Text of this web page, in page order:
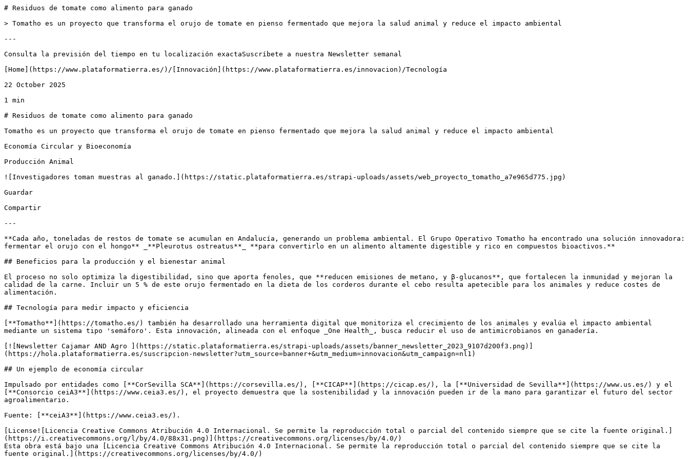
# Residuos de tomate como alimento para ganado
> Tomatho es un proyecto que transforma el orujo de tomate en pienso fermentado que mejora la salud animal y reduce el impacto ambiental
---
Consulta la previsión del tiempo en tu localización exactaSuscríbete a nuestra Newsletter semanal
[Home](https://www.plataformatierra.es/)/[Innovación](https://www.plataformatierra.es/innovacion)/Tecnología
22 October 2025
1 min
# Residuos de tomate como alimento para ganado
Tomatho es un proyecto que transforma el orujo de tomate en pienso fermentado que mejora la salud animal y reduce el impacto ambiental
Economía Circular y Bioeconomía
Producción Animal
![Investigadores toman muestras al ganado.](https://static.plataformatierra.es/strapi-uploads/assets/web_proyecto_tomatho_a7e965d775.jpg)
Guardar
Compartir
---
**Cada año, toneladas de restos de tomate se acumulan en Andalucía, generando un problema ambiental. El Grupo Operativo Tomatho ha encontrado una solución innovadora:
fermentar el orujo con el hongo** _**Pleurotus ostreatus**_ **para convertirlo en un alimento altamente digestible y rico en compuestos bioactivos.**
## Beneficios para la producción y el bienestar animal
El proceso no solo optimiza la digestibilidad, sino que aporta fenoles, que **reducen emisiones de metano, y β-glucanos**, que fortalecen la inmunidad y mejoran la
calidad de la carne. Incluir un 5 % de este orujo fermentado en la dieta de los corderos durante el cebo resulta apetecible para los animales y reduce costes de
alimentación.
## Tecnología para medir impacto y eficiencia
[**Tomatho**](https://tomatho.es/) también ha desarrollado una herramienta digital que monitoriza el crecimiento de los animales y evalúa el impacto ambiental
mediante un sistema tipo 'semáforo'. Esta innovación, alineada con el enfoque _One Health_, busca reducir el uso de antimicrobianos en ganadería.
[![Newsletter Cajamar AND Agro ](https://static.plataformatierra.es/strapi-uploads/assets/banner_newsletter_2023_9107d200f3.png)]
(https://hola.plataformatierra.es/suscripcion-newsletter?utm_source=banner+&utm_medium=innovacion&utm_campaign=nl1)
## Un ejemplo de economía circular
Impulsado por entidades como [**CorSevilla SCA**](https://corsevilla.es/), [**CICAP**](https://cicap.es/), la [**Universidad de Sevilla**](https://www.us.es/) y el
[**Consorcio ceiA3**](https://www.ceia3.es/), el proyecto demuestra que la sostenibilidad y la innovación pueden ir de la mano para garantizar el futuro del sector
agroalimentario.
Fuente: [**ceiA3**](https://www.ceia3.es/).
[License![Licencia Creative Commons Atribución 4.0 Internacional. Se permite la reproducción total o parcial del contenido siempre que se cite la fuente original.]
(https://i.creativecommons.org/l/by/4.0/88x31.png)](https://creativecommons.org/licenses/by/4.0/)
Esta obra está bajo una [Licencia Creative Commons Atribución 4.0 Internacional. Se permite la reproducción total o parcial del contenido siempre que se cite la
fuente original.](https://creativecommons.org/licenses/by/4.0/)